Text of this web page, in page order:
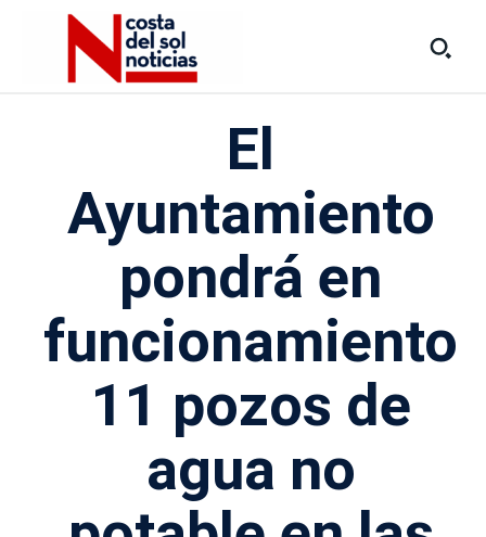
El
Ayuntamiento
pondrá en
funcionamiento
11 pozos de
agua no